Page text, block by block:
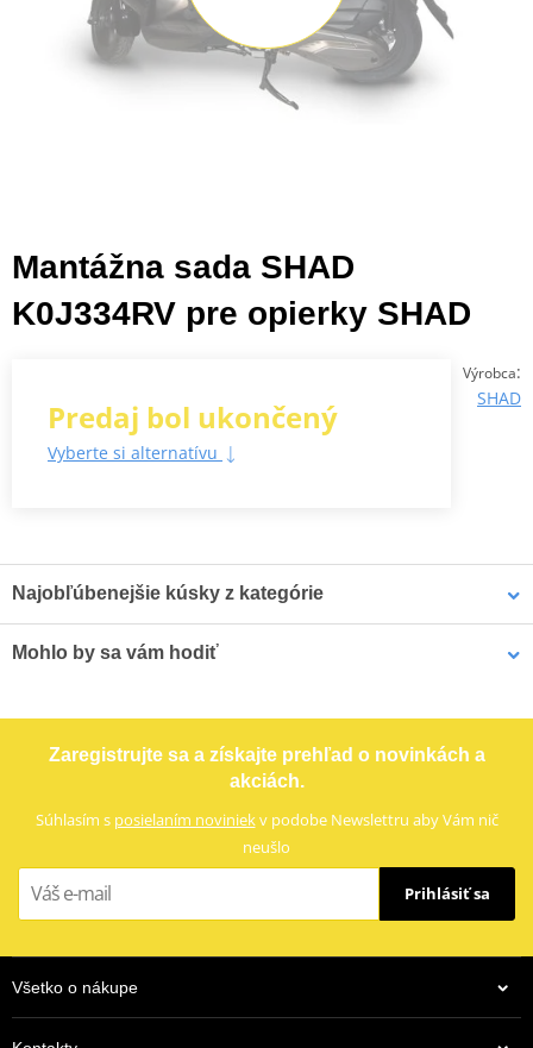
Mantážna sada SHAD
K0J334RV pre opierky SHAD
Výrobca:
SHAD
Predaj bol ukončený
Vyberte si alternatívu
Najobľúbenejšie kúsky z kategórie
159,14 €
Skladom
SHAD
Mohlo by sa vám hodiť
Zaregistrujte sa a získajte prehľad o novinkách a
akciách.
Súhlasím s posielaním noviniekv podobe Newslettru aby Vám nič
neušlo
Prihlásiť sa
Všetko o nákupe